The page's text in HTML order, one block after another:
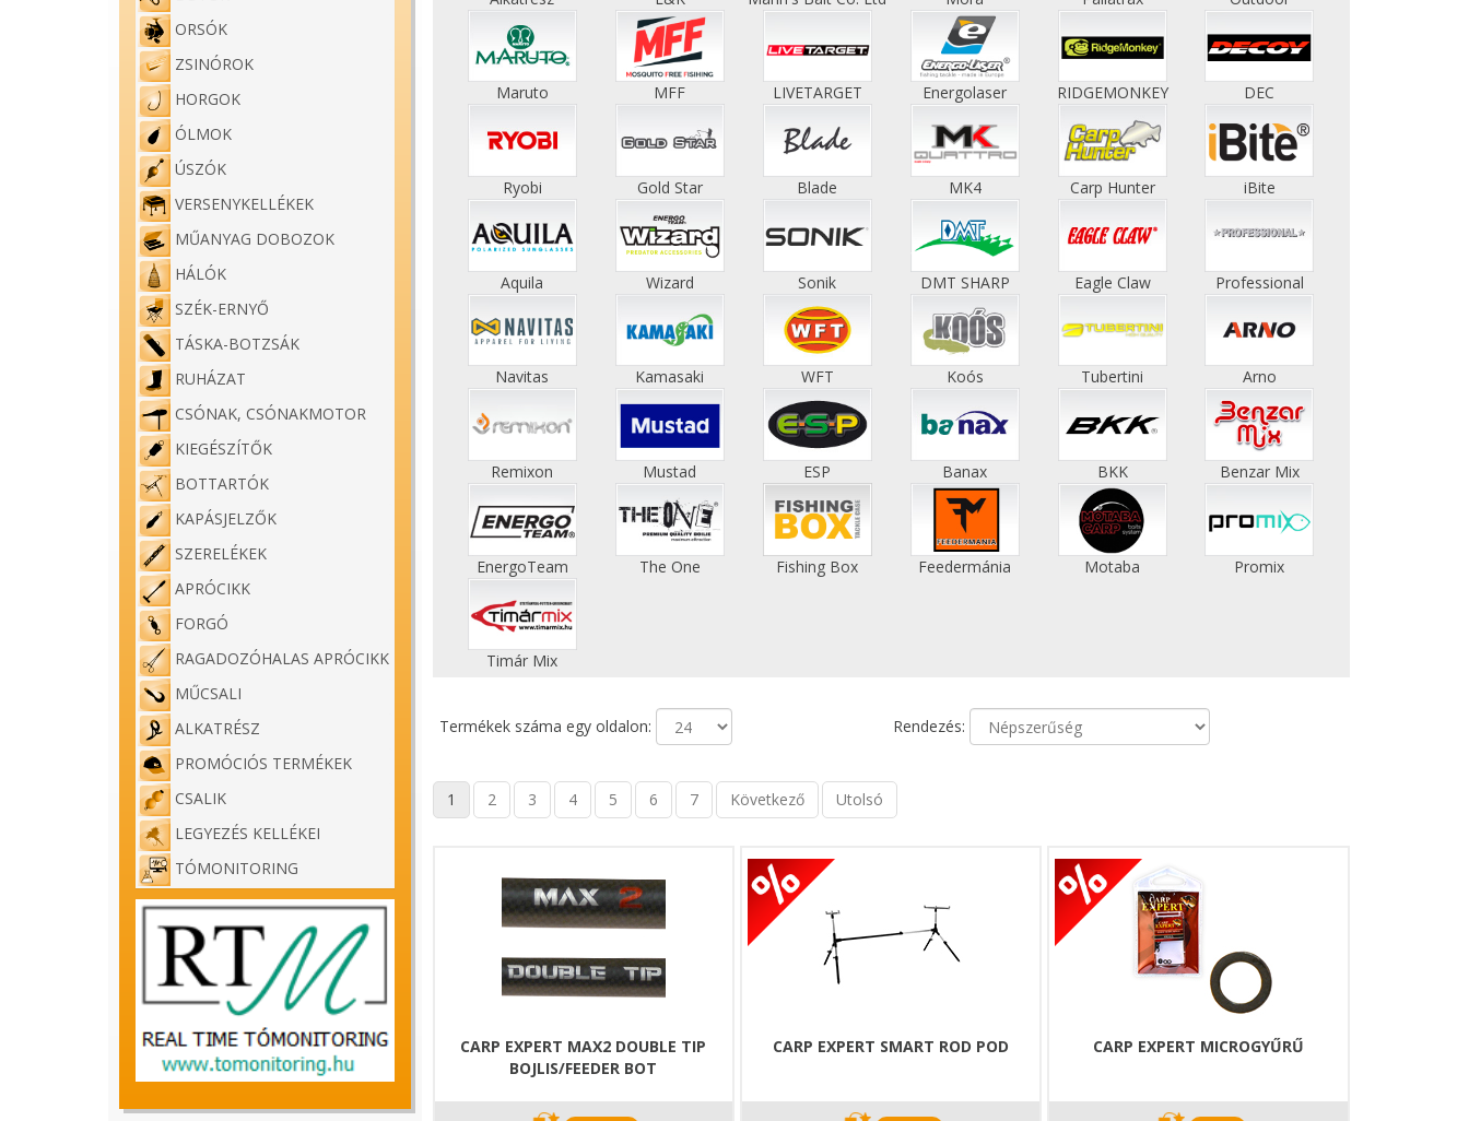
ORSÓK
ZSINÓROK
HORGOK
ÓLMOK
ÚSZÓK
VERSENYKELLÉKEK
MŰANYAG DOBOZOK
HÁLÓK
SZÉK-ERNYŐ
TÁSKA-BOTZSÁK
RUHÁZAT
CSÓNAK, CSÓNAKMOTOR
KIEGÉSZÍTŐK
BOTTARTÓK
KAPÁSJELZŐK
SZERELÉKEK
APRÓCIKK
FORGÓ
RAGADOZÓHALAS APRÓCIKK
MŰCSALI
ALKATRÉSZ
PROMÓCIÓS TERMÉKEK
CSALIK
LEGYEZÉS KELLÉKEI
TÓMONITORING
Maruto MFF LIVETARGET Energolaser RIDGEMONKEY DEC
Ryobi Gold Star Blade MK4 Carp Hunter iBite
Aquila Wizard Sonik DMT SHARP Eagle Claw Professional
Navitas Kamasaki WFT Koós Tubertini Arno
Remixon Mustad ESP Banax BKK Benzar Mix
EnergoTeam The One Fishing Box Feedermánia Motaba Promix
Timár Mix
Termékek száma egy oldalon: Rendezés:
1 2 3 4 5 6 7 Következő Utolsó
CARP EXPERT MAX2 DOUBLE TIP
BOJLIS/FEEDER BOT
CARP EXPERT SMART ROD POD CARP EXPERT MICROGYŰRŰ